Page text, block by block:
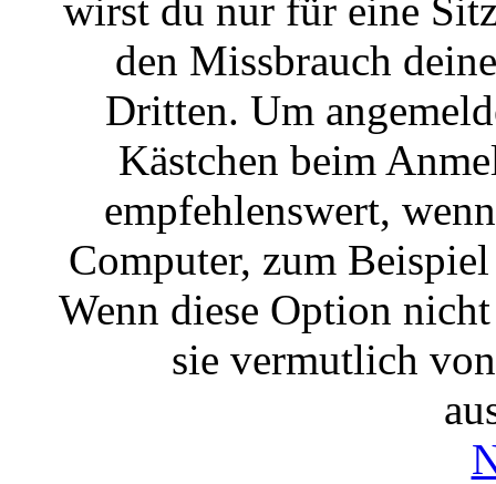
wirst du nur für eine
den Missbrauch
Dritten. Um
Kästchen beim
empfehlenswert,
Computer, zum
Wenn diese Option
sie vermutlich